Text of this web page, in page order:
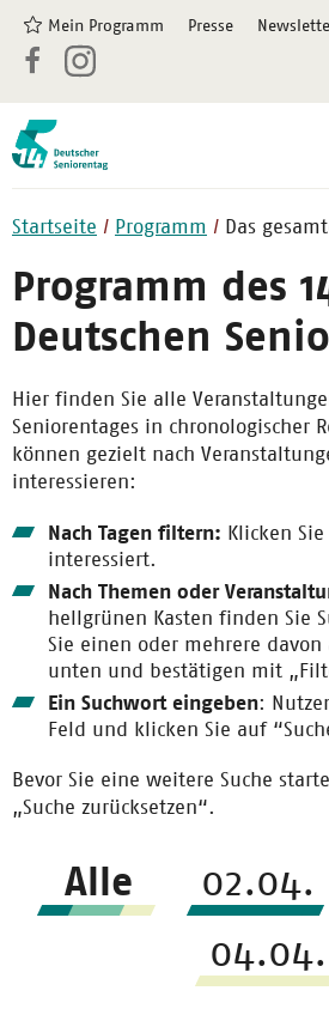
Mein Programm Presse
Startseite Programm Das
Programm des
Deutschen
Hier finden Sie alle
Seniorentages in chronologischer
können gezielt nach
interessieren:
Nach Tagen filtern: Klicken
interessiert.
Nach Themen oder
hellgrünen Kasten finden Sie
Sie einen oder mehrere davon
unten und bestätigen mit
Ein Suchwort eingeben:
Feld und klicken Sie auf
Bevor Sie eine weitere Suche
„Suche zurücksetzen“.
Alle 02.04.
04.04.